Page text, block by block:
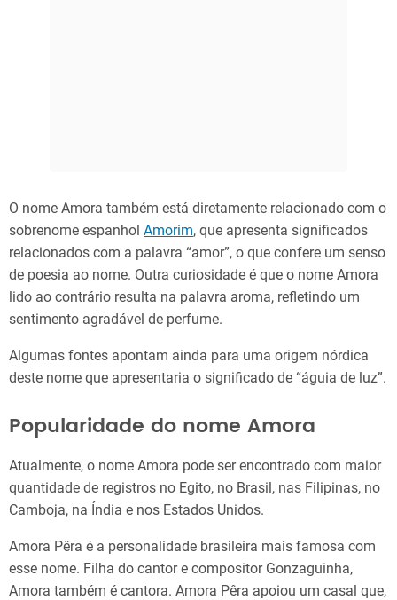
O nome Amora também está diretamente relacionado com o
sobrenome espanhol Amorim, que apresenta significados
relacionados com a palavra “amor”, o que confere um senso
de poesia ao nome. Outra curiosidade é que o nome Amora
lido ao contrário resulta na palavra aroma, refletindo um
sentimento agradável de perfume.
Algumas fontes apontam ainda para uma origem nórdica
deste nome que apresentaria o significado de “águia de luz”.
Popularidade do nome Amora
Atualmente, o nome Amora pode ser encontrado com maior
quantidade de registros no Egito, no Brasil, nas Filipinas, no
Camboja, na Índia e nos Estados Unidos.
Amora Pêra é a personalidade brasileira mais famosa com
esse nome. Filha do cantor e compositor Gonzaguinha,
Amora também é cantora. Amora Pêra apoiou um casal que,